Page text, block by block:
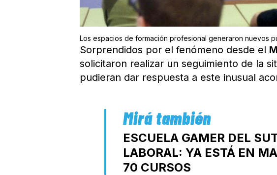
Los espacios de formación profesional generaron nuevos
Sorprendidos por el fenómeno desde el
solicitaron realizar un seguimiento de la
pudieran dar respuesta a este inusual
ESCUELA GAMER DEL
LABORAL: YA ESTÁ EN
70 CURSOS